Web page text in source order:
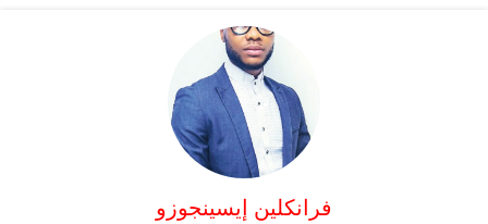
فرانكلين إيسينجوزو